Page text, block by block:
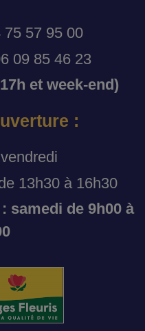
57 95 00
09 85 46 23
et week-end)
:
13h30 à 16h30
samedi de 9h00 à